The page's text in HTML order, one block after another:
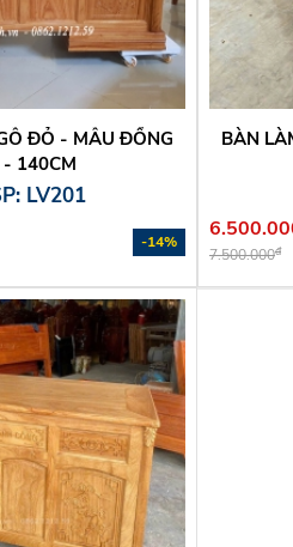
ĐỎ - MẪU ĐỒNG
- 140CM
LV201
-14%
BÀN
7.500.000đ